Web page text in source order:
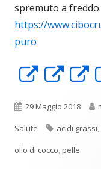
spremuto a freddo.
https://
puro
Apre
una
nuova
finestra
una
Pubblicato
29 Maggio 2018
Salute
Tag
acidi grassi,
olio di cocco,pelle